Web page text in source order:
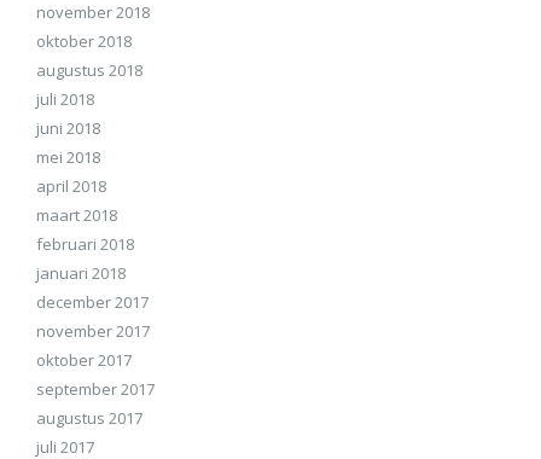
november 2018
oktober 2018
augustus 2018
juli 2018
juni 2018
mei 2018
april 2018
maart 2018
februari 2018
januari 2018
december 2017
november 2017
oktober 2017
september 2017
augustus 2017
juli 2017